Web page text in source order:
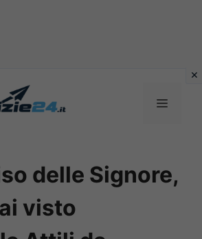
MENU
delle Signore,
visto